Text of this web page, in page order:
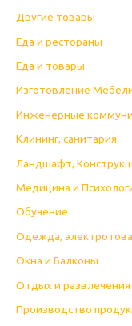
Другие товары
Еда и рестораны
Еда и товары
Изготовление
Инженерные
Клининг, санитария
Ландшафт,
Медицина и
Обучение
Одежда,
Окна и Балконы
Отдых и развлечения
Производство